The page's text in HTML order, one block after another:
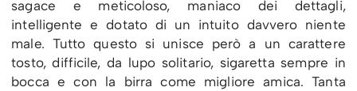
sagace e meticoloso, maniaco dei dettagli,
intelligente e dotato di un intuito davvero niente
male. Tutto questo si unisce però a un carattere
tosto, difficile, da lupo solitario, sigaretta sempre in
bocca e con la birra come migliore amica. Tanta